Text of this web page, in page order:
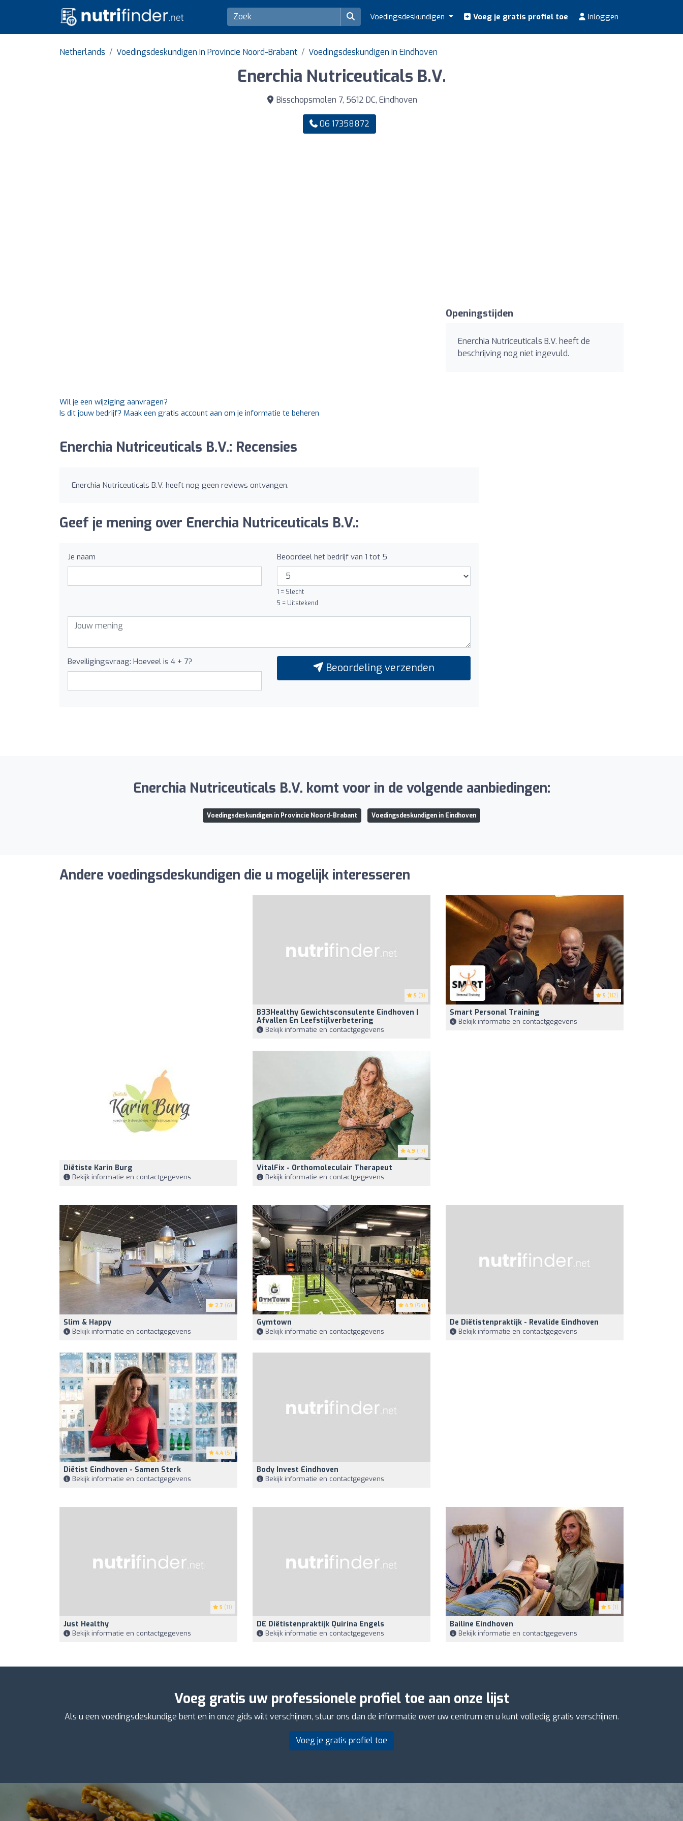
Voedingsdeskundigen Voeg je gratis profiel toe Inloggen
Netherlands Voedingsdeskundigen in Provincie Noord-Brabant Voedingsdeskundigen in Eindhoven
Enerchia Nutriceuticals B.V.
Bisschopsmolen 7, 5612 DC, Eindhoven
06 17358872
Openingstijden
Enerchia Nutriceuticals B.V. heeft de
beschrijving nog niet ingevuld.
Wil je een wijziging aanvragen?
Is dit jouw bedrijf? Maak een gratis account aan om je informatie te beheren
Enerchia Nutriceuticals B.V.: Recensies
Enerchia Nutriceuticals B.V. heeft nog geen reviews ontvangen.
Geef je mening over Enerchia Nutriceuticals B.V.:
Je naam Beoordeel het bedrijf van 1 tot 5
1 = Slecht
5 = Uitstekend
Beveiligingsvraag: Hoeveel is 4 + 7? Beoordeling verzenden
Enerchia Nutriceuticals B.V. komt voor in de volgende aanbiedingen:
Voedingsdeskundigen in Provincie Noord-Brabant Voedingsdeskundigen in Eindhoven
Andere voedingsdeskundigen die u mogelijk interesseren
5 (3)
B33Healthy Gewichtsconsulente Eindhoven |
Afvallen En Leefstijlverbetering
Bekijk informatie en contactgegevens
5 (112)
Smart Personal Training
Bekijk informatie en contactgegevens
Diëtiste Karin Burg
Bekijk informatie en contactgegevens
4.9 (17)
VitalFix - Orthomoleculair Therapeut
Bekijk informatie en contactgegevens
2.7 (6)
Slim & Happy
Bekijk informatie en contactgegevens
4.9 (54)
Gymtown
Bekijk informatie en contactgegevens
De Diëtistenpraktijk - Revalide Eindhoven
Bekijk informatie en contactgegevens
4.4 (5)
Diëtist Eindhoven - Samen Sterk
Bekijk informatie en contactgegevens
Body Invest Eindhoven
Bekijk informatie en contactgegevens
5 (11)
Just Healthy
Bekijk informatie en contactgegevens
DE Diëtistenpraktijk Quirina Engels
Bekijk informatie en contactgegevens
5 (1)
Bailine Eindhoven
Bekijk informatie en contactgegevens
Voeg gratis uw professionele profiel toe aan onze lijst
Als u een voedingsdeskundige bent en in onze gids wilt verschijnen, stuur ons dan de informatie over uw centrum en u kunt volledig gratis verschijnen.
Voeg je gratis profiel toe